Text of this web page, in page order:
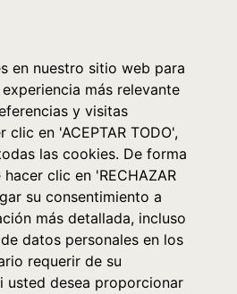
en nuestro sitio web para
más relevante
y visitas
clic en 'ACEPTAR TODO',
las cookies. De forma
clic en 'RECHAZAR
su consentimiento a
más detallada, incluso
datos personales en los
requerir de su
usted desea proporcionar